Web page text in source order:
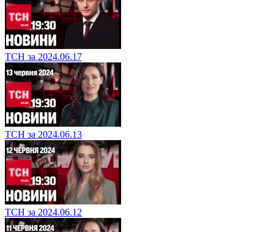
ТСН за 2024.06.17
ТСН за 2024.06.13
ТСН за 2024.06.12